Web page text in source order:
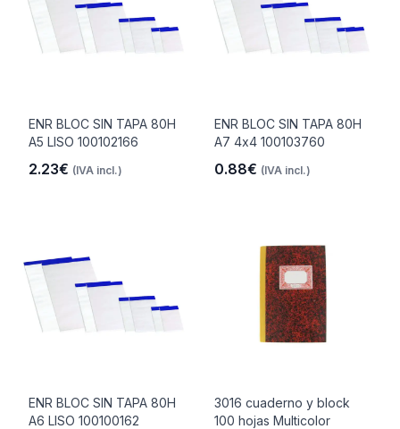
ENR BLOC SIN TAPA 80H
A5 LISO 100102166
2.23€ (IVA incl.)
ENR BLOC SIN TAPA 80H
A7 4x4 100103760
0.88€ (IVA incl.)
ENR BLOC SIN TAPA 80H
A6 LISO 100100162
3016 cuaderno y block
100 hojas Multicolor